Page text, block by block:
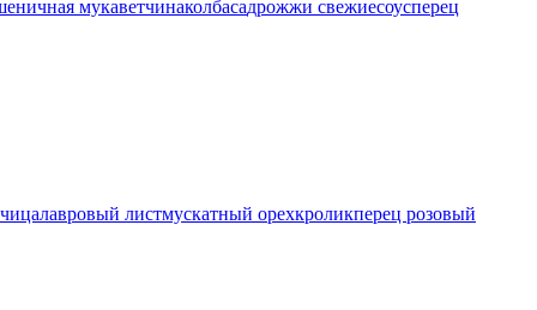
мукаветчинаколбасадрожжи свежиесоусперец
лавровый листмускатный орехкроликперец розовый